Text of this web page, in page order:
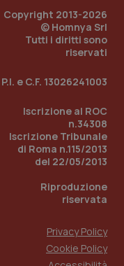
Copyright 2013-2026
© Homnya Srl
Tutti i diritti sono
riservati
P.I. e C.F. 13026241003
Iscrizione al ROC
n.34308
Iscrizione Tribunale
di Roma n.115/2013
del 22/05/2013
Riproduzione
riservata
Privacy Policy
Cookie Policy
PHP.net
www.quotidianosanita.it